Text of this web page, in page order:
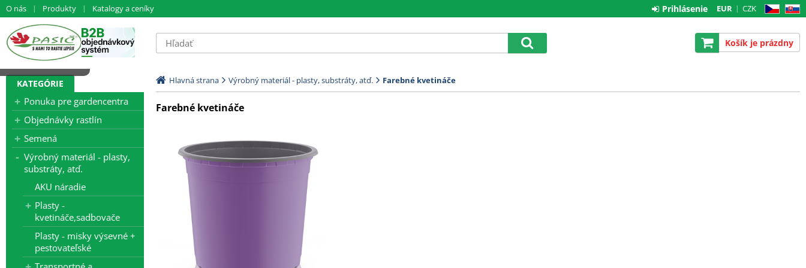
O nás Produkty Katalogy a ceníky CZ SK
EUR CZK
Prihlásenie
Košík je prázdny
KATEGÓRIE
Ponuka pre gardencentra
Objednávky rastlín
Semená
Výrobný materiál - plasty,
substráty, atď.
AKU náradie
Plasty -
kvetináče,sadbovače
Plasty - misky výsevné +
pestovateľské
Hlavná strana Výrobný materiál - plasty, substráty, atď. Farebné kvetináče
Farebné kvetináče
dáta ...